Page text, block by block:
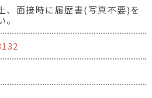
、面接時に履歴書(写真不要)を